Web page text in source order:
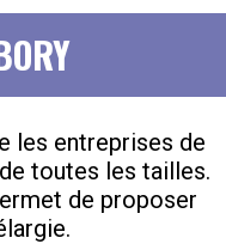
les entreprises de
toutes les tailles.
de proposer